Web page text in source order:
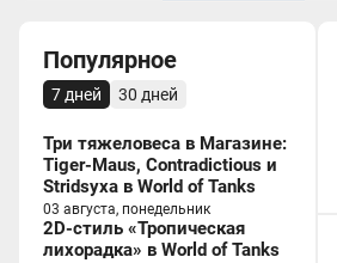
Популярное
7 дней 30 дней
Три тяжеловеса в Магазине:
Tiger-Maus, Contradictious и
Stridsyxa в World of Tanks
03 августа, понедельник
2D-стиль «Тропическая
лихорадка» в World of Tanks